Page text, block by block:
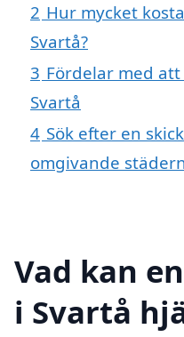
2 Hur mycket
Svartå?
3 Fördelar med
Svartå
4 Sök efter en
omgivande
Vad kan
i Svartå